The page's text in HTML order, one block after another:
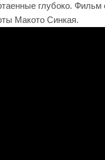
глубоко.
Макото Синкая.